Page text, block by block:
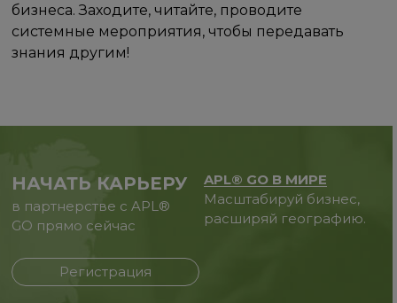
бизнеса. Заходите, читайте, проводите
системные мероприятия, чтобы передавать
знания другим!
НАЧАТЬ КАРЬЕРУ
в партнерстве с APL®
GO прямо сейчас
Регистрация
APL® GO В МИРЕ
Масштабируй бизнес,
расширяй географию.